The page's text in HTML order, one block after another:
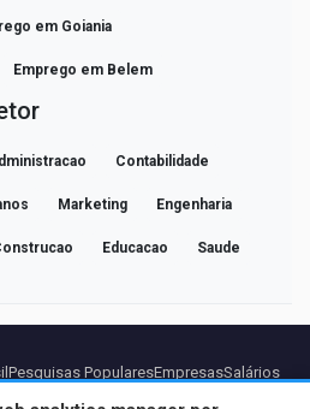
em Goiania
Emprego em Belem
Contabilidade
Marketing Engenharia
Educacao Saude
Pesquisas PopularesEmpresasSalários